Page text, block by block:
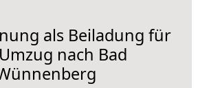
als Beiladung für
nach Bad